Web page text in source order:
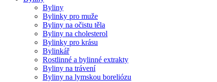
Byliny
Bylinky pro muže
Byliny na očistu těla
Byliny na cholesterol
Bylinky pro krásu
Bylinkář
Rostlinné a bylinné extrakty
Byliny na trávení
Byliny na lymskou boreliózu